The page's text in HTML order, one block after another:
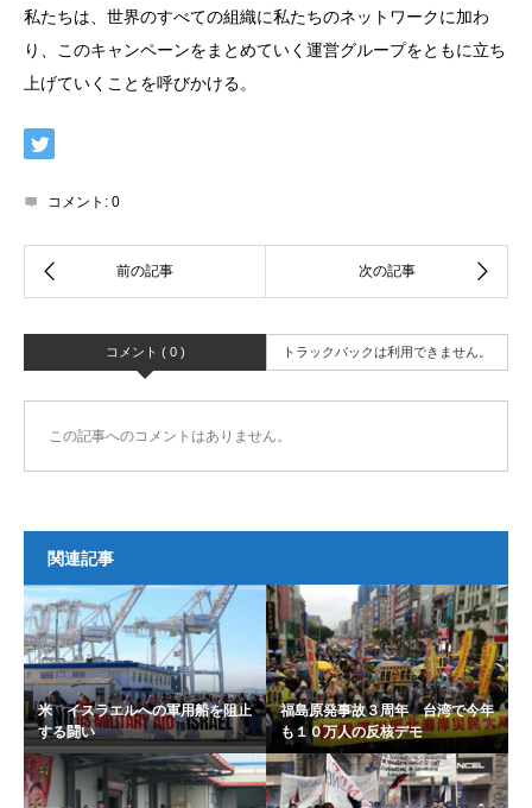
私たちは、世界のすべての組織に私たちのネットワークに加わ
り、このキャンペーンをまとめていく運営グループをともに立ち
上げていくことを呼びかける。
コメント: 0
コメント ( 0 ) トラックバックは利用できません。
この記事へのコメントはありません。
関連記事
米 イスラエルへの軍用船を阻止
する闘い
福島原発事故３周年 台湾で今年
も１０万人の反核デモ